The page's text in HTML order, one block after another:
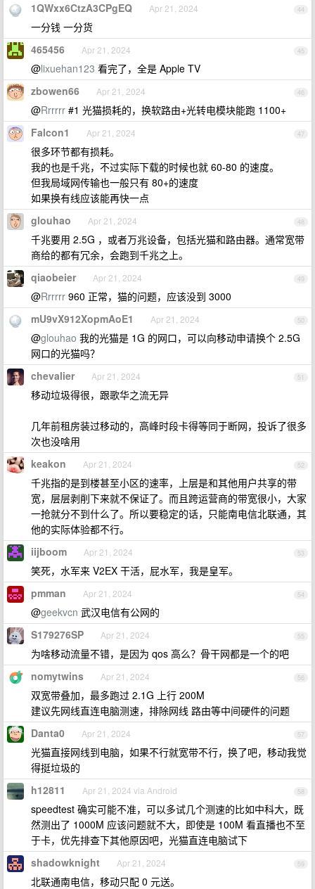
44
1QWxx6CtzA3CPgEQ Apr 21, 2024
一分钱 一分货
45
465456 Apr 21, 2024
@lixuehan123 看完了，全是 Apple TV
46
zbowen66 Apr 21, 2024
@Rrrrrr #1 光猫损耗的，换软路由+光转电模块能跑 1100+
47
Falcon1 Apr 21, 2024
很多环节都有损耗。
我的也是千兆，不过实际下载的时候也就 60-80 的速度。
但我局域网传输也一般只有 80+的速度
如果换有线应该能再快一点
48
glouhao Apr 21, 2024
千兆要用 2.5G ，或者万兆设备，包括光猫和路由器。通常宽带
商给的都有冗余，会跑到千兆之上。
49
qiaobeier Apr 21, 2024
@Rrrrrr 960 正常，猫的问题，应该没到 3000
50
mU9vX912XopmAoE1 Apr 21, 2024
@glouhao 我的光猫是 1G 的网口，可以向移动申请换个 2.5G
网口的光猫吗？
51
chevalier Apr 21, 2024
移动垃圾得很，跟歌华之流无异
几年前租房装过移动的，高峰时段卡得等同于断网，投诉了很多
次也没啥用
52
keakon Apr 21, 2024
千兆指的是到楼甚至小区的速率，上层是和其他用户共享的带
宽，层层剥削下来就不保证了。而且跨运营商的带宽很小，大家
一抢就分不到什么了。所以要稳定的话，只能南电信北联通，其
他的实际体验都不行。
53
iijboom Apr 21, 2024
笑死，水军来 V2EX 干活，屁水军，我是皇军。
54
pmman Apr 21, 2024
@geekvcn 武汉电信有公网的
55
S179276SP Apr 21, 2024
为啥移动流量不错，是因为 qos 高么？骨干网都是一个的吧
56
nomytwins Apr 21, 2024
双宽带叠加，最多跑过 2.1G 上行 200M
建议先网线直连电脑测速，排除网线 路由等中间硬件的问题
57
Danta0 Apr 21, 2024
光猫直接网线到电脑，如果不行就宽带不行，换了吧，移动我觉
得挺垃圾的
58
h12811 Apr 21, 2024 via Android
speedtest 确实可能不准，可以多试几个测速的比如中科大，既
然测出了 1000M 应该问题就不大，即使是 100M 看直播也不至
于卡，优先排查下其他原因吧，光猫直连电脑试下
59
shadowknight Apr 21, 2024
北联通南电信，移动只配 0 元送。